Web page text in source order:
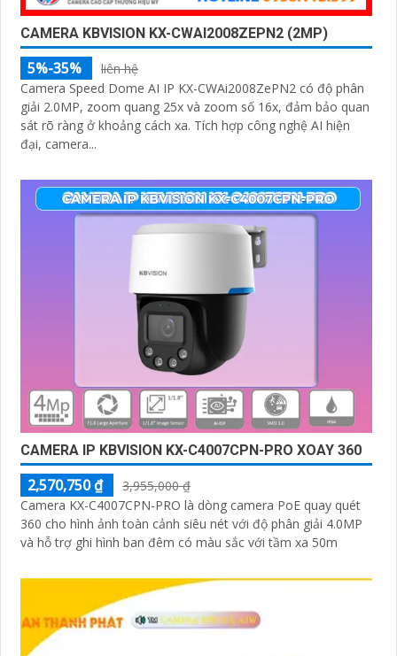
CAMERA KBVISION KX-CWAI2008ZEPN2 (2MP)
5%-35%
liên hệ
Camera Speed Dome AI IP KX-CWAi2008ZePN2 có độ phân
giải 2.0MP, zoom quang 25x và zoom số 16x, đảm bảo quan
sát rõ ràng ở khoảng cách xa. Tích hợp công nghệ AI hiện
đại, camera...
CAMERA IP KBVISION KX-C4007CPN-PRO XOAY 360
2,570,750 ₫
3,955,000 ₫
Camera KX-C4007CPN-PRO là dòng camera PoE quay quét
360 cho hình ảnh toàn cảnh siêu nét với độ phân giải 4.0MP
và hỗ trợ ghi hình ban đêm có màu sắc với tầm xa 50m